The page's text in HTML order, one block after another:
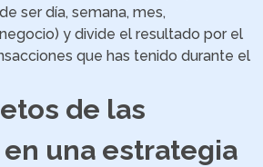
ser día, semana, mes,
y divide el resultado por el
que has tenido durante el
de las
una estrategia